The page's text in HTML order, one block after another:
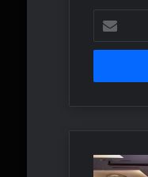
posta
adresinizi
TUSAŞ